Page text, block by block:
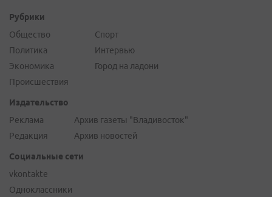
Рубрики
Общество
Политика
Экономика
Происшествия
Спорт
Интервью
Город на ладони
Издательство
Реклама
Редакция
Архив газеты "Владивосток"
Архив новостей
Социальные сети
vkontakte
Одноклассники